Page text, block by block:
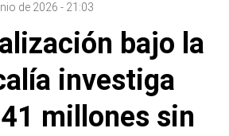
de 2026 - 21:03
bajo la
investiga
millones sin